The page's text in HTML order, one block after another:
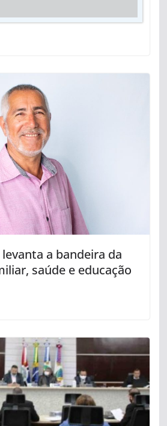
Três-Lagoense
a bandeira da
saúde e educação